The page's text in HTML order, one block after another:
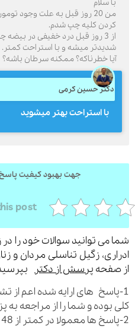
من 20 روز قبل به علت وجود تومور
کلیه چپ شدم.
از 3 روز قبل درد خفیفی در بیضه
میشه و با استراحت کمتر.
خطرناکه؟ ممکنه سرطان باشه؟
دکتر حسین کرمی
با استراحت بهتر ميشويد
جهت بهبود کیفیت پاسخ‌گویی
this post
توانید سوالات خود را در
زگیل تناسلی مردان و زنان
پرسش از دکتربپرسید.
های ارایه شده اعم از
و شما را از مراجعه به پزشک
قدرت گرفته از